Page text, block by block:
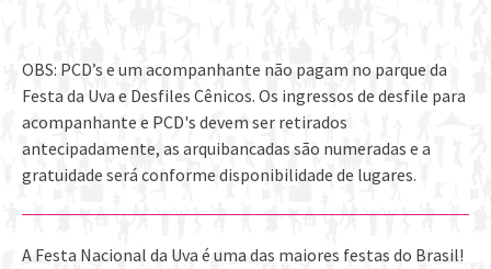
OBS: PCD’s e um acompanhante não pagam no parque da
Festa da Uva e Desfiles Cênicos. Os ingressos de desfile para
acompanhante e PCD's devem ser retirados
antecipadamente, as arquibancadas são numeradas e a
gratuidade será conforme disponibilidade de lugares.
A Festa Nacional da Uva é uma das maiores festas do Brasil!